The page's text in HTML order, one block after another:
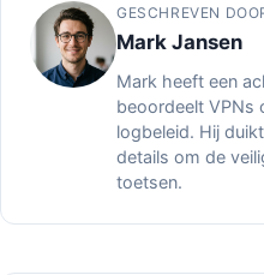
GESCHREVEN
Mark Jansen
Mark heeft een
beoordeelt VPNs
logbeleid. Hij
details om de
toetsen.